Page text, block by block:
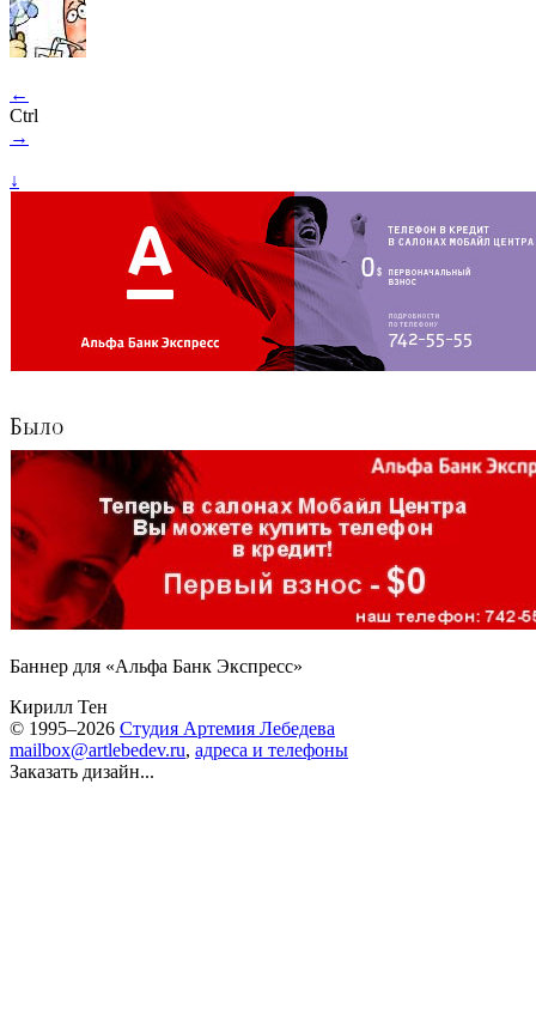
←
Ctrl
→
↓
Баннер для «Альфа Банк Экспресс»
Кирилл Тен
© 1995–2026 Студия Артемия Лебедева
mailbox@artlebedev.ru, адреса и телефоны
Заказать дизайн...